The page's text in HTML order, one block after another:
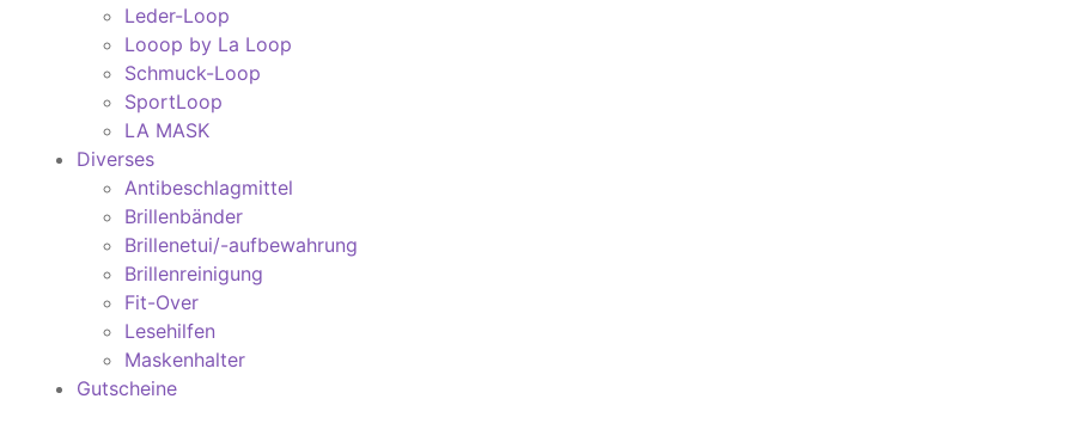
Leder-Loop
Looop by La Loop
Schmuck-Loop
SportLoop
LA MASK
Diverses
Antibeschlagmittel
Brillenbänder
Brillenetui/-aufbewahrung
Brillenreinigung
Fit-Over
Lesehilfen
Maskenhalter
Gutscheine